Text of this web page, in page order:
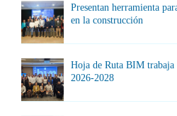
Presentan herramienta
en la construcción
Hoja de Ruta BIM trabaja
2026-2028